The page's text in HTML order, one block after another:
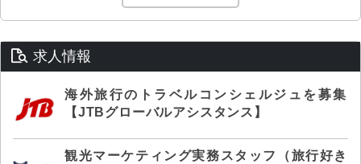
求人情報
海外旅行のトラベルコンシェルジュを募集
【JTBグローバルアシスタンス】
観光マーケティング実務スタッフ（旅行好き